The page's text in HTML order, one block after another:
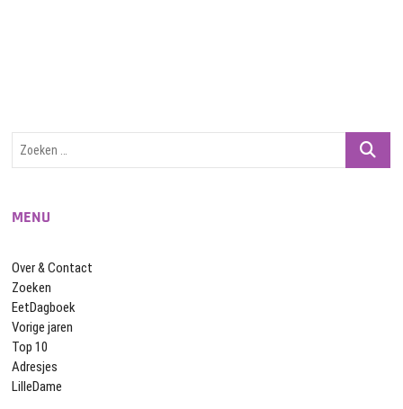
Zoeken
MENU
Over & Contact
Zoeken
EetDagboek
Vorige jaren
Top 10
Adresjes
LilleDame